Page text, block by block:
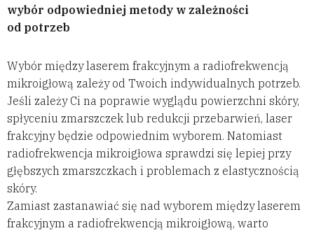
wybór odpowiedniej metody w zależności
od potrzeb
Wybór między laserem frakcyjnym a radiofrekwencją
mikroigłową zależy od Twoich indywidualnych potrzeb.
Jeśli zależy Ci na poprawie wyglądu powierzchni skóry,
spłyceniu zmarszczek lub redukcji przebarwień, laser
frakcyjny będzie odpowiednim wyborem. Natomiast
radiofrekwencja mikroigłowa sprawdzi się lepiej przy
głębszych zmarszczkach i problemach z elastycznością
skóry.
Zamiast zastanawiać się nad wyborem między laserem
frakcyjnym a radiofrekwencją mikroigłową, warto